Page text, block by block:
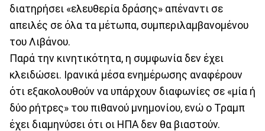
διατηρήσει «ελευθερία δράσης» απέναντι σε
απειλές σε όλα τα μέτωπα, συμπεριλαμβανομένου
του Λιβάνου.
Παρά την κινητικότητα, η συμφωνία δεν έχει
κλειδώσει. Ιρανικά μέσα ενημέρωσης αναφέρουν
ότι εξακολουθούν να υπάρχουν διαφωνίες σε «μία ή
δύο ρήτρες» του πιθανού μνημονίου, ενώ ο Τραμπ
έχει διαμηνύσει ότι οι ΗΠΑ δεν θα βιαστούν.